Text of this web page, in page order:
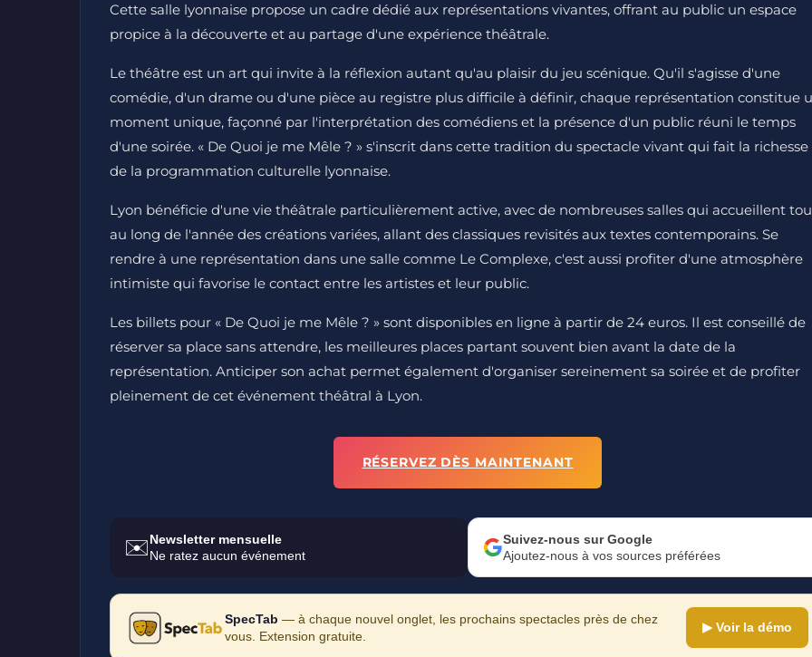
Cette salle lyonnaise propose un cadre dédié aux représentations vivantes, offrant au public un espace
propice à la découverte et au partage d'une expérience théâtrale.
Le théâtre est un art qui invite à la réflexion autant qu'au plaisir du jeu scénique. Qu'il s'agisse d'une
comédie, d'un drame ou d'une pièce au registre plus difficile à définir, chaque représentation constitue
moment unique, façonné par l'interprétation des comédiens et la présence d'un public réuni le temps
d'une soirée. « De Quoi je me Mêle ? » s'inscrit dans cette tradition du spectacle vivant qui fait la richesse
de la programmation culturelle lyonnaise.
Lyon bénéficie d'une vie théâtrale particulièrement active, avec de nombreuses salles qui accueillent
au long de l'année des créations variées, allant des classiques revisités aux textes contemporains. Se
rendre à une représentation dans une salle comme Le Complexe, c'est aussi profiter d'une atmosphère
intimiste qui favorise le contact entre les artistes et leur public.
Les billets pour « De Quoi je me Mêle ? » sont disponibles en ligne à partir de 24 euros. Il est conseillé de
réserver sa place sans attendre, les meilleures places partant souvent bien avant la date de la
représentation. Anticiper son achat permet également d'organiser sereinement sa soirée et de profiter
pleinement de cet événement théâtral à Lyon.
RÉSERVEZ DÈS MAINTENANT
✉️Newsletter mensuelle
Ne ratez aucun événement
Suivez-nous sur Google
Ajoutez-nous à vos sources préférées
SpecTab — à chaque nouvel onglet, les prochains spectacles près de chez
vous. Extension gratuite.
▶ Voir la démo